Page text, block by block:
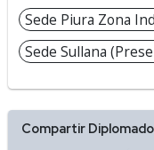
Sede Piura Zona
Sede Sullana
Compartir